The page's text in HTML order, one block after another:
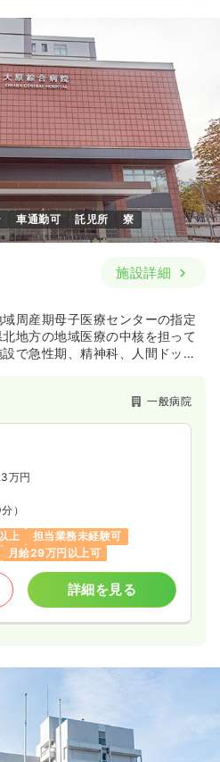
車通勤可 託児所 寮
施設詳細
周産期母子医療センターの指定
地方の地域医療の中核を担って
で急性期、精神科、人間ドッ
一般病院
万円
）
上
担当業務未経験可
月給29万円以上可
詳細を見る